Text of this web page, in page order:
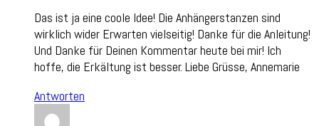
Das ist ja eine coole Idee! Die Anhängerstanzen sind
wirklich wider Erwarten vielseitig! Danke für die Anleitung!
Und Danke für Deinen Kommentar heute bei mir! Ich
hoffe, die Erkältung ist besser. Liebe Grüsse, Annemarie
Antworten